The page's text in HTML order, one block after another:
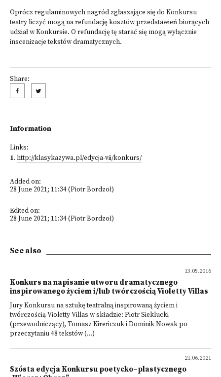
Oprócz regulaminowych nagród zgłaszające się do Konkursu
teatry liczyć mogą na refundację kosztów przedstawień biorących
udział w Konkursie. O refundację tę starać się mogą wyłącznie
inscenizacje tekstów dramatycznych.
Share:
Information
Links:
1. http://klasykazywa.pl/edycja-vii/konkurs/
Added on:
28 June 2021; 11:34 (Piotr Bordzoł)
Edited on:
28 June 2021; 11:34 (Piotr Bordzoł)
See also
13.05.2016
Konkurs na napisanie utworu dramatycznego
inspirowanego życiem i/lub twórczością Violetty Villas
Jury Konkursu na sztukę teatralną inspirowaną życiem i
twórczością Violetty Villas w składzie: Piotr Sieklucki
(przewodniczący), Tomasz Kireńczuk i Dominik Nowak po
przeczytaniu 48 tekstów (...)
21.06.2021
Szósta edycja Konkursu poetycko–plastycznego